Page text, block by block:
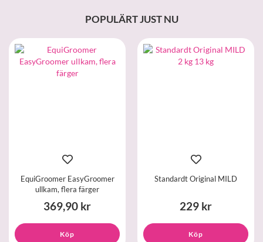
POPULÄRT JUST NU
EquiGroomer EasyGroomer
ullkam, flera färger
369,90 kr
Köp
Standardt Original MILD
229 kr
Köp